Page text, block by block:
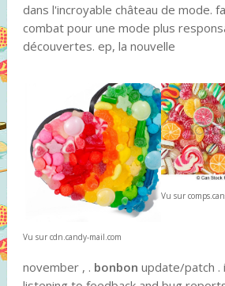
dans l'incroyable château de mode.
combat pour une mode plus
découvertes. ep, la nouvelle
Vu sur cdn.candy-mail.com
Vu sur
november , . bonbon update/patch .